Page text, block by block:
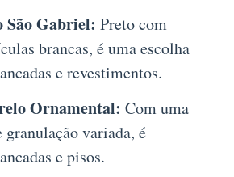
Gabriel: Preto com
brancas, é uma escolha
e revestimentos.
Ornamental: Com uma
granulação variada, é
e pisos.